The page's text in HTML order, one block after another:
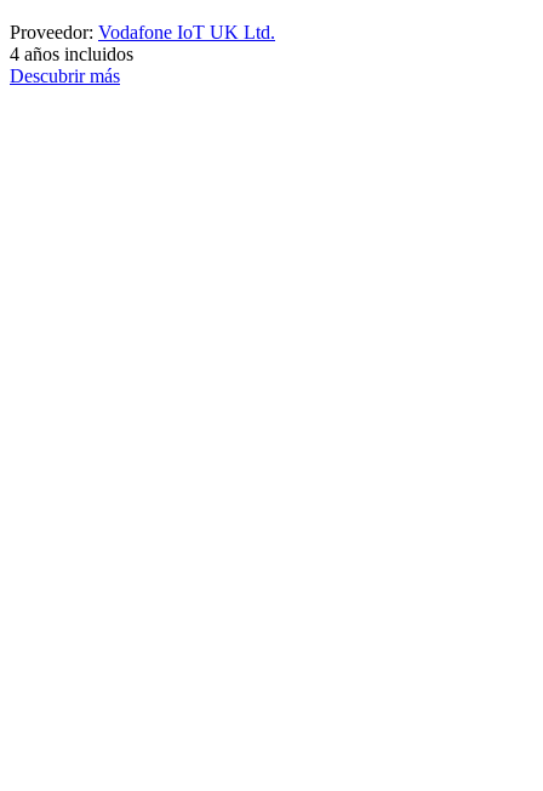
Proveedor: Vodafone IoT UK Ltd.
4 años incluidos
Descubrir más